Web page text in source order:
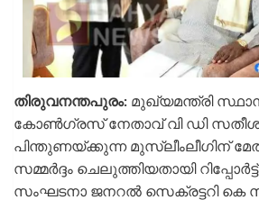
തിരുവനന്തപുരം: മുഖ്യമന്ത്രി
കോണ്‍ഗ്രസ് നേതാവ് വി ഡി
പിന്തുണയ്ക്കുന്ന മുസ്ലീംലീഗിന്
സമ്മര്‍ദ്ദം ചെലുത്തിയതായി
സംഘടനാ ജനറല്‍ സെക്രട്ടറി കെ